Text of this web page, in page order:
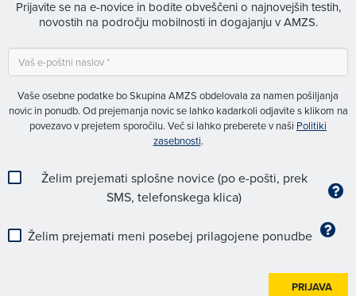
Prijavite se na e-novice in bodite obveščeni o najnovejših testih,
novostih na področju mobilnosti in dogajanju v AMZS.
Vaše osebne podatke bo Skupina AMZS obdelovala za namen pošiljanja
novic in ponudb. Od prejemanja novic se lahko kadarkoli odjavite s klikom na
povezavo v prejetem sporočilu. Več si lahko preberete v naši Politiki
zasebnosti.
Želim prejemati splošne novice (po e-pošti, prek
SMS, telefonskega klica)
Želim prejemati meni posebej prilagojene ponudbe
PRIJAVA